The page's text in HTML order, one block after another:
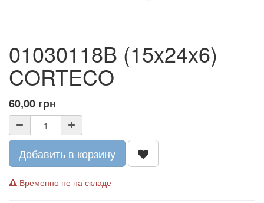
01030118B (15x24x6)
CORTECO
60,00 грн
Добавить в корзину
Временно не на складе